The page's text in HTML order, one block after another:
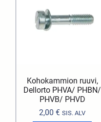
Kohokammion ruuvi,
Dellorto PHVA/ PHBN/
PHVB/ PHVD
2,00€ SIS. ALV